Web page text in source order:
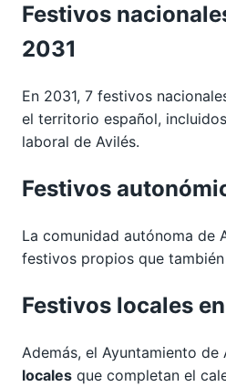
Festivos
2031
En 2031, 7 festivos
el territorio español,
laboral de Avilés.
Festivos
La comunidad autónoma de
festivos propios que
Festivos locales
Además, el Ayuntamiento de
locales que completan el